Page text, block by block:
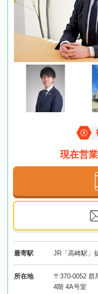
現在営
最寄駅 JR「高崎駅」
所在地
〒370-0052 群
4階 4A号室